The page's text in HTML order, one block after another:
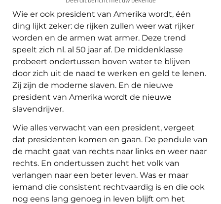
Wie er ook president van Amerika wordt, één
ding lijkt zeker: de rijken zullen weer wat rijker
worden en de armen wat armer. Deze trend
speelt zich nl. al 50 jaar af. De middenklasse
probeert ondertussen boven water te blijven
door zich uit de naad te werken en geld te lenen.
Zij zijn de moderne slaven. En de nieuwe
president van Amerika wordt de nieuwe
slavendrijver.
Wie alles verwacht van een president, vergeet
dat presidenten komen en gaan. De pendule van
de macht gaat van rechts naar links en weer naar
rechts. En ondertussen zucht het volk van
verlangen naar een beter leven. Was er maar
iemand die consistent rechtvaardig is en die ook
nog eens lang genoeg in leven blijft om het